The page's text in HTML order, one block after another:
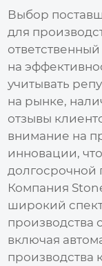
Выбор
для
на
учитывать
на рынке,
отзывы
внимание на
инновации,
долгосрочной
Компания
широкий
производства
включая
производства